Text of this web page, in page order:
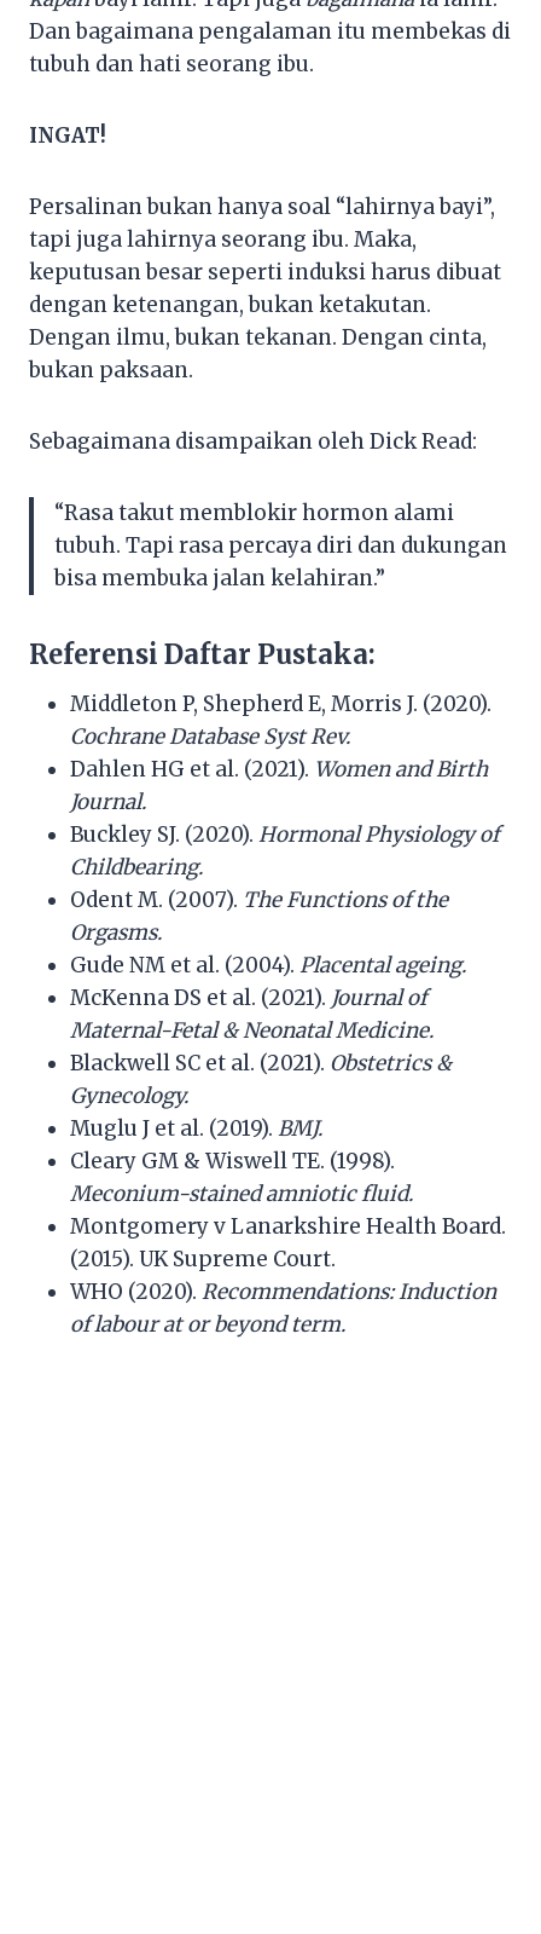
Dan bagaimana pengalaman itu membekas di
tubuh dan hati seorang ibu.
INGAT!
Persalinan bukan hanya soal “lahirnya bayi”,
tapi juga lahirnya seorang ibu. Maka,
keputusan besar seperti induksi harus dibuat
dengan ketenangan, bukan ketakutan.
Dengan ilmu, bukan tekanan. Dengan cinta,
bukan paksaan.
Sebagaimana disampaikan oleh Dick Read:
“Rasa takut memblokir hormon alami
tubuh. Tapi rasa percaya diri dan dukungan
bisa membuka jalan kelahiran.”
Referensi Daftar Pustaka:
Middleton P, Shepherd E, Morris J. (2020).
Cochrane Database Syst Rev.
Dahlen HG et al. (2021). Women and Birth
Journal.
Buckley SJ. (2020). Hormonal Physiology of
Childbearing.
Odent M. (2007). The Functions of the
Orgasms.
Gude NM et al. (2004). Placental ageing.
McKenna DS et al. (2021). Journal of
Maternal-Fetal & Neonatal Medicine.
Blackwell SC et al. (2021). Obstetrics &
Gynecology.
Muglu J et al. (2019). BMJ.
Cleary GM & Wiswell TE. (1998).
Meconium-stained amniotic fluid.
Montgomery v Lanarkshire Health Board.
(2015). UK Supreme Court.
WHO (2020). Recommendations: Induction
of labour at or beyond term.